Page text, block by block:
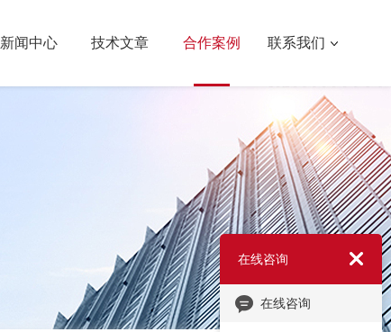
新闻中心 技术文章 合作案例 联系我们
在线咨询
在线咨询